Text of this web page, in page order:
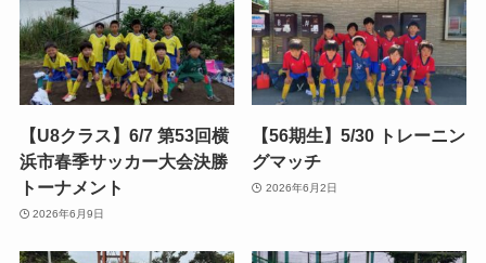
【U8クラス】6/7 第53回横
浜市春季サッカー大会決勝
トーナメント
2026年6月9日
【56期生】5/30 トレーニン
グマッチ
2026年6月2日